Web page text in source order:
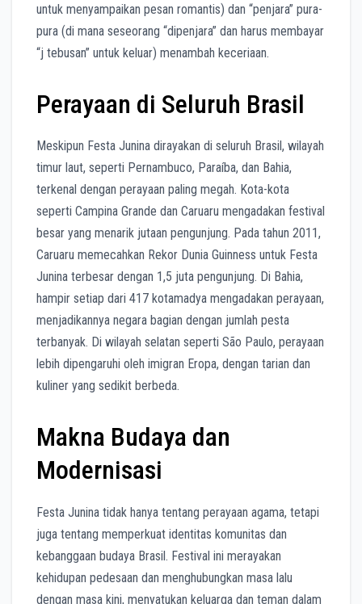
untuk menyampaikan pesan romantis) dan “penjara” pura-
pura (di mana seseorang “dipenjara” dan harus membayar
“j tebusan” untuk keluar) menambah keceriaan.
Perayaan di Seluruh Brasil
Meskipun Festa Junina dirayakan di seluruh Brasil, wilayah
timur laut, seperti Pernambuco, Paraíba, dan Bahia,
terkenal dengan perayaan paling megah. Kota-kota
seperti Campina Grande dan Caruaru mengadakan festival
besar yang menarik jutaan pengunjung. Pada tahun 2011,
Caruaru memecahkan Rekor Dunia Guinness untuk Festa
Junina terbesar dengan 1,5 juta pengunjung. Di Bahia,
hampir setiap dari 417 kotamadya mengadakan perayaan,
menjadikannya negara bagian dengan jumlah pesta
terbanyak. Di wilayah selatan seperti São Paulo, perayaan
lebih dipengaruhi oleh imigran Eropa, dengan tarian dan
kuliner yang sedikit berbeda.
Makna Budaya dan
Modernisasi
Festa Junina tidak hanya tentang perayaan agama, tetapi
juga tentang memperkuat identitas komunitas dan
kebanggaan budaya Brasil. Festival ini merayakan
kehidupan pedesaan dan menghubungkan masa lalu
dengan masa kini, menyatukan keluarga dan teman dalam